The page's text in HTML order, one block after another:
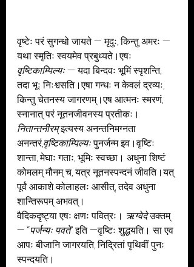
वृष्टेः परं सुगन्धो जायते — मृदुः, किन्तु अमरः —
यथा स्मृतिः स्वयमेव प्रबुध्यते।एषः
वृष्टिकाम्पिल्यः — यदा बिन्दवः भूमिं स्पृशन्ति,
तदा भूः निःश्वसति।एषा गन्धः न केवलं द्रव्यः,
किन्तु चेतनस्य जागरणम्।एष आत्मनः स्मरणं,
स्नानात् परं नूतनजीवनस्य प्रतीकः।
नितान्तनीरम् इत्यस्य अनन्तनिमग्नता
अनन्तरं,वृष्टिकाम्पिल्यः पुनर्जन्म इव।वृष्टिः
शान्ता, मेघाः गताः, भूमिः स्वच्छा। अधुना शिष्टं
कोमलम् मौनम् च, यत्र नूतनस्पन्दनं जीवति।यत्
पूर्वं आकाशे कोलाहलः आसीत्, तदेव अधुना
शान्तिरूपम् अभवत्।
वैदिकदृष्ट्या एषः क्षणः पवित्रः। ऋग्वेदे उक्तम्
— “पर्जन्यः पवते” इति —वृष्टिः शुद्धयति। सा एव
आपः बीजानि जागरयति, निद्रितां पृथिवीं पुनः
स्पन्दयति।